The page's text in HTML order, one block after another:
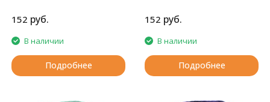
152 руб.
В наличии
Подробнее
152 руб.
В наличии
Подробнее